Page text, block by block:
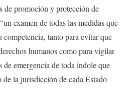
de promoción y protección de
examen de todas las medidas que
competencia, tanto para evitar que
humanos como para vigilar
de emergencia de toda índole que
de la jurisdicción de cada Estado